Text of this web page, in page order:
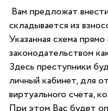
Вам предложат
складывается из
Указанная схема
законодательством
Здесь преступники
личный кабинет, для
виртуального счета,